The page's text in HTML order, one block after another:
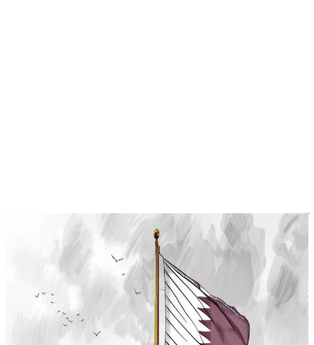
آراء
أضواء على قوانين 2024 الصادرة في دولة قطر
صدر في عام 2024 عشرون قانوناً، ومرسوم بقانون واحد، حيث
جاءت تسعة قوانين لتعديل بعض أحكام قوانين نافذة، وجاءت ستة
قوانين ليحل كل منها محل قانون ألغاه، ونظم خمسة قوانين
موضوعات جديدة لم تنظم من قبل، وبقي قانون واحد معلقاً باعتماد
الموازنة العامة للدولة. عند المقارنة بالسنوات الخمس الماضية، نجد
أن القوانين التي صدرت في […]